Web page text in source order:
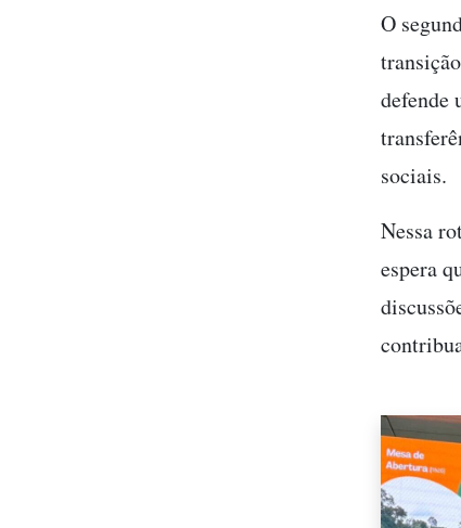
O
defende
sociais.
Nessa
espera